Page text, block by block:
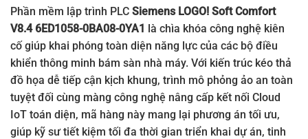
6EP3322-6SB00-0AY0 LOGO! Power 1P 12 VDC
6EP3321-6SB10-0AY0 LOGO! Power 1P 12 VDC
6EP3322-6SB10-0AY0 LOGO! Power 1P 12 VDC
6EP3330-6SB00-0AY0 LOGO! Power 1P 24 VDC
6EP3331-6SB00-0AY0 LOGO! Power 1P 24 VDC
Phần mềm lập trình PLC Siemens LOGO! Soft Comfort
V8.4 6ED1058-0BA08-0YA1 là chìa khóa công nghệ kiên
cố giúp khai phóng toàn diện năng lực của các bộ điều
khiển thông minh bám sàn nhà máy. Với kiến trúc kéo thả
đồ họa dễ tiếp cận kịch khung, trình mô phỏng ảo an toàn
tuyệt đối cùng màng công nghệ nâng cấp kết nối Cloud
IoT toán diện, mã hàng này mang lại phương án tối ưu,
giúp kỹ sư tiết kiệm tối đa thời gian triển khai dự án, tinh